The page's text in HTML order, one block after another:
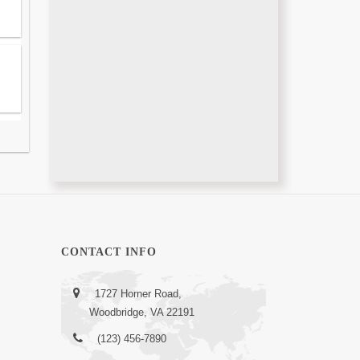
CONTACT INFO
1727 Horner Road,
Woodbridge, VA 22191
(123) 456-7890